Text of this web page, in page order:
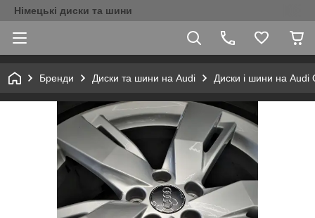
Німецькі диски та шини
Бренди Диски та шини на Audi Диски і шини на Audi